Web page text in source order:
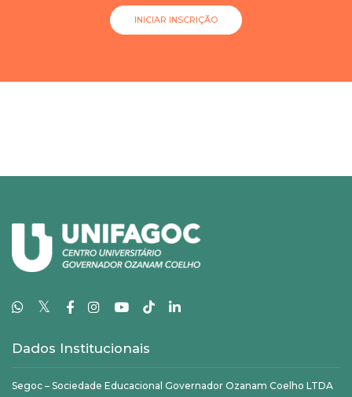
INICIAR INSCRIÇÃO
𝕏
Dados Institucionais
Segoc – Sociedade Educacional Governador Ozanam Coelho LTDA